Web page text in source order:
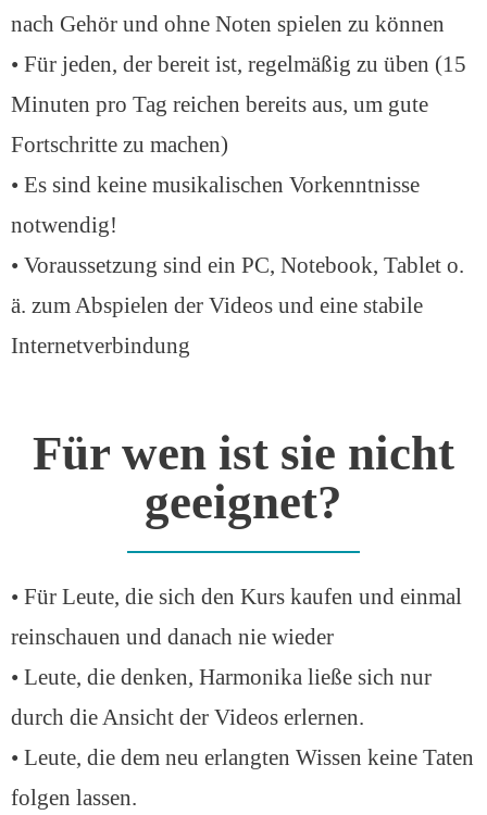
nach Gehör und ohne Noten spielen zu können
• Für jeden, der bereit ist, regelmäßig zu üben (15
Minuten pro Tag reichen bereits aus, um gute
Fortschritte zu machen)
• Es sind keine musikalischen Vorkenntnisse
notwendig!
• Voraussetzung sind ein PC, Notebook, Tablet o.
ä. zum Abspielen der Videos und eine stabile
Internetverbindung
Für wen ist sie nicht
geeignet?
• Für Leute, die sich den Kurs kaufen und einmal
reinschauen und danach nie wieder
• Leute, die denken, Harmonika ließe sich nur
durch die Ansicht der Videos erlernen.
• Leute, die dem neu erlangten Wissen keine Taten
folgen lassen.